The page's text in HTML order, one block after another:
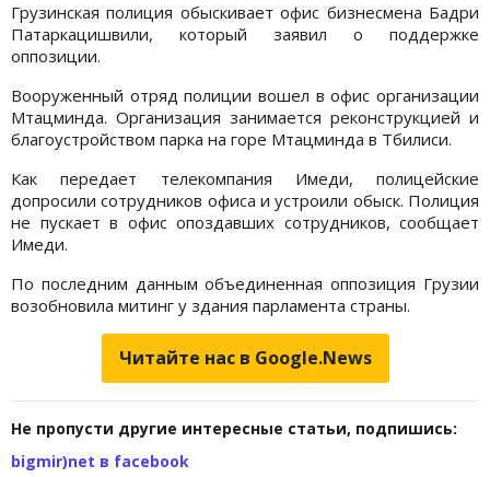
Грузинская полиция обыскивает офис бизнесмена Бадри
Патаркацишвили, который заявил о поддержке
оппозиции.
Вооруженный отряд полиции вошел в офис организации
Мтацминда. Организация занимается реконструкцией и
благоустройством парка на горе Мтацминда в Тбилиси.
Как передает телекомпания Имеди, полицейские
допросили сотрудников офиса и устроили обыск. Полиция
не пускает в офис опоздавших сотрудников, сообщает
Имеди.
По последним данным объединенная оппозиция Грузии
возобновила митинг у здания парламента страны.
Читайте нас в Google.News
Не пропусти другие интересные статьи, подпишись:
bigmir)net в facebook